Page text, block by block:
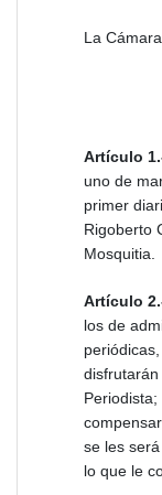
La
Artículo
uno de
primer
Rigoberto
Mosquitia.
Artículo
los de
se les
lo que le